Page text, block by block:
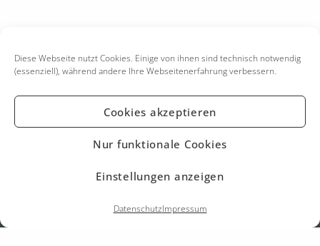
Diese Webseite nutzt Cookies. Einige von ihnen sind technisch notwendig
(essenziell), während andere Ihre Webseitenerfahrung verbessern.
Cookies akzeptieren
Nur funktionale Cookies
Einstellungen anzeigen
DatenschutzImpressum
KONTAKT
IMPRESSUM